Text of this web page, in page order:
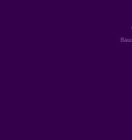
Ваш